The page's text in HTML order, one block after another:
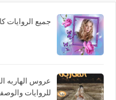
جميع الروايات
عروس الهاربه
للروايات